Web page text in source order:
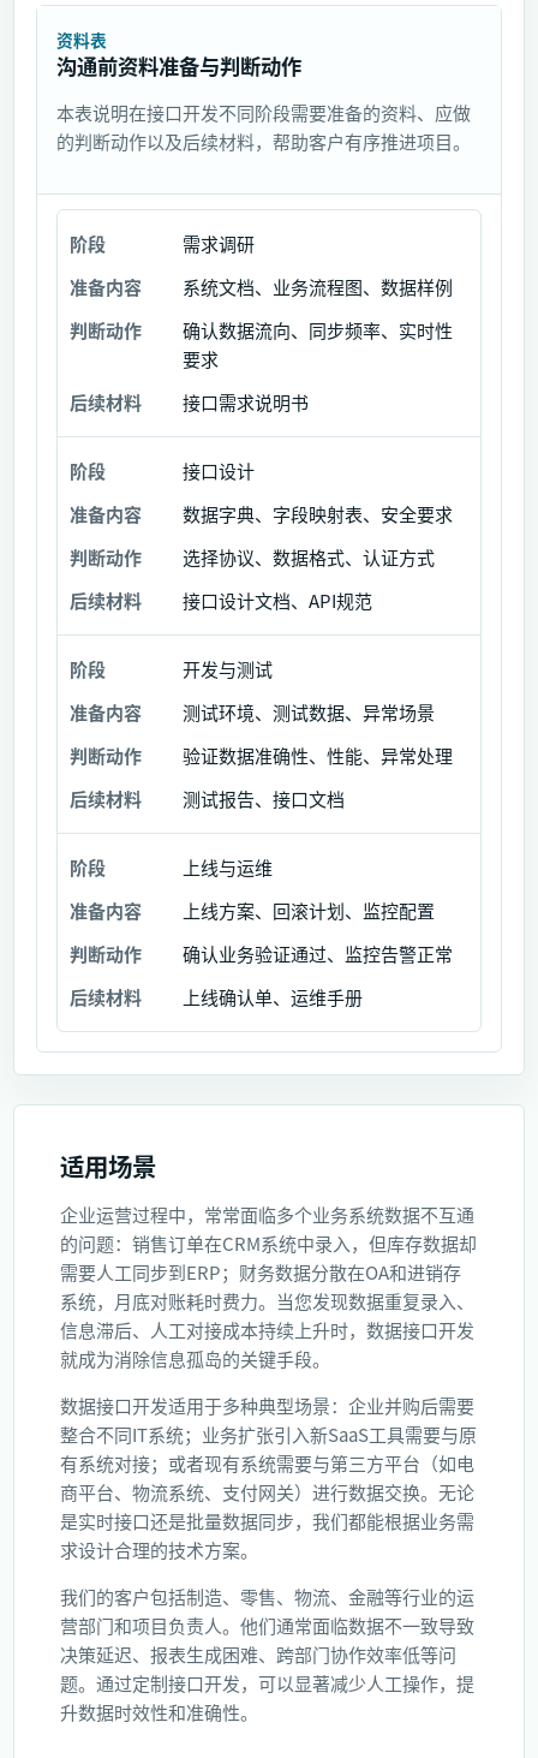
资料表
沟通前资料准备与判断动作
本表说明在接口开发不同阶段需要准备的资料、应做
的判断动作以及后续材料，帮助客户有序推进项目。
阶
段
准
内
容
判
断
动
作
后
续
材
料
需求调研
系统文档、业务流程图、数据样例
确认数据流向、同步频率、实时性
要求
接口需求说明书
接口设计
数据字典、字段映射表、安全要求
选择协议、数据格式、认证方式
接口设计文档、API规范
开发与测试
测试环境、测试数据、异常场景
验证数据准确性、性能、异常处理
测试报告、接口文档
上线与运维
上线方案、回滚计划、监控配置
确认业务验证通过、监控告警正常
上线确认单、运维手册
适用场景
企业运营过程中，常常面临多个业务系统数据不互通
的问题：销售订单在CRM系统中录入，但库存数据却
需要人工同步到ERP；财务数据分散在OA和进销存
系统，月底对账耗时费力。当您发现数据重复录入、
信息滞后、人工对接成本持续上升时，数据接口开发
就成为消除信息孤岛的关键手段。
数据接口开发适用于多种典型场景：企业并购后需要
整合不同IT系统；业务扩张引入新SaaS工具需要与原
有系统对接；或者现有系统需要与第三方平台（如电
商平台、物流系统、支付网关）进行数据交换。无论
是实时接口还是批量数据同步，我们都能根据业务需
求设计合理的技术方案。
我们的客户包括制造、零售、物流、金融等行业的运
营部门和项目负责人。他们通常面临数据不一致导致
决策延迟、报表生成困难、跨部门协作效率低等问
题。通过定制接口开发，可以显著减少人工操作，提
升数据时效性和准确性。